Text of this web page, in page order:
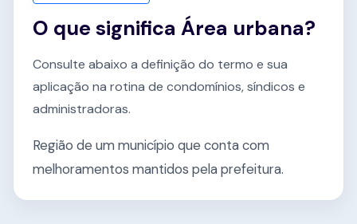
O que significa Área urbana?
Consulte abaixo a definição do termo e sua
aplicação na rotina de condomínios, síndicos e
administradoras.
Região de um município que conta com
melhoramentos mantidos pela prefeitura.